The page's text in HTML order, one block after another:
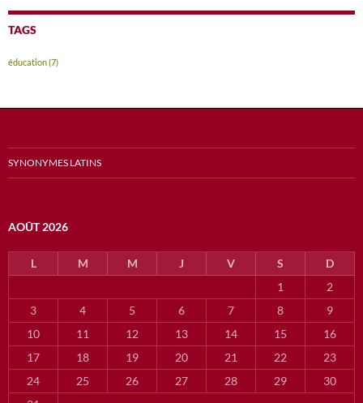
TAGS
éducation(7)
SYNONYMES LATINS
AOÛT 2026
L M M J V S
D
1
2
3
4 5 6 7 8
9
10
11 12 13 14 15
16
17
18 19 20 21 22
23
24
25 26 27 28 29
30